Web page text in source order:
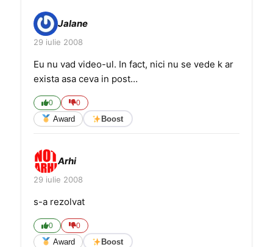
Jalane
29 iulie 2008
Eu nu vad video-ul. In fact, nici nu se vede k ar
exista asa ceva in post…
0 0
Award Boost
Arhi
29 iulie 2008
s-a rezolvat
0 0
Award Boost